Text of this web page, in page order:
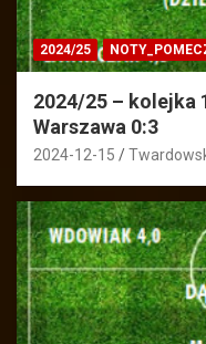
2024/25
2024/25 – kolejka
Warszawa 0:3
2024-12-15